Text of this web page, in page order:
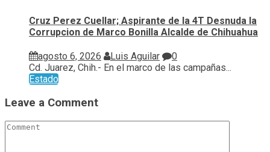
Cruz Perez Cuellar; Aspirante de la 4T Desnuda la
Corrupcion de Marco Bonilla Alcalde de Chihuahua
agosto 6, 2026 Luis Aguilar
0
Cd. Juarez, Chih.- En el marco de las campañas...
Estado
Leave a Comment